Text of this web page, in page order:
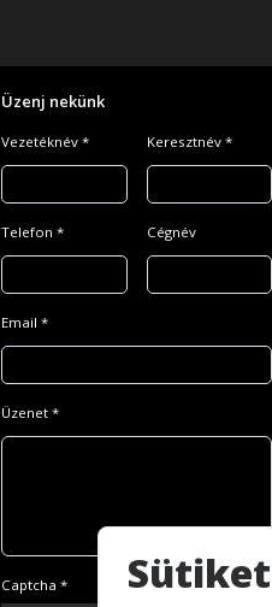
Üzenj nekünk
Vezetéknév * Keresztnév *
Telefon * Cégnév
Email *
Üzenet *
Captcha *
Sütiket